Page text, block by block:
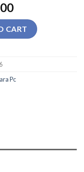
CART
Pc